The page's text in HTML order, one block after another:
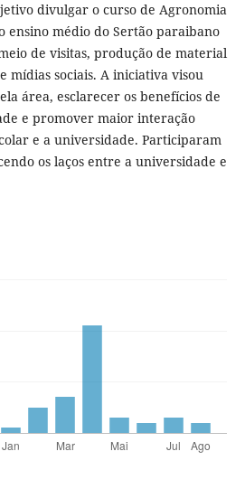
divulgar o curso de Agronomia
ensino médio do Sertão paraibano
de visitas, produção de material
mídias sociais. A iniciativa visou
área, esclarecer os benefícios de
e promover maior interação
e a universidade. Participaram
os laços entre a universidade e